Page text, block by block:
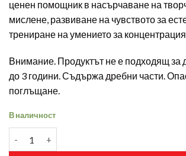
ценен помощник в насърчаване на
мислене, развиване на чувството за
трениране на умението за концентрация.
Внимание. Продуктът не е подходящ за
до 3 години. Съдържа дребни части.
поглъщане.
В наличност